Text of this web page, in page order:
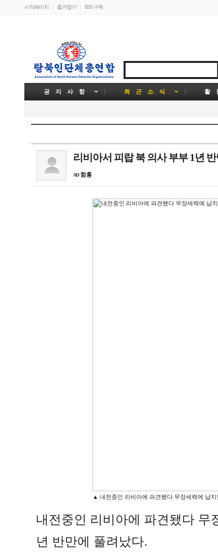
시작페이지 즐겨찾기 RSS 구독
공 지 사 항 최 근 소 식 활
리비아서 피랍 북 의사 부부 1년
AD 함흥
▲ 내전중인 리비아에 파견됐다 무장세력에 납
내전중인 리비아에 파견됐다 무
년 반만에 풀려났다.